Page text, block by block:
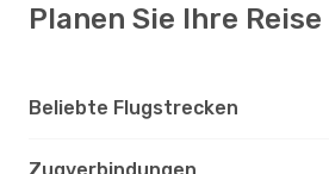
Planen Sie Ihre Reise
Beliebte Flugstrecken